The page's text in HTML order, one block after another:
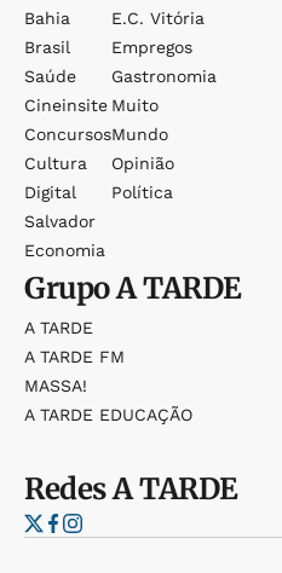
Bahia
Brasil
Saúde
Cineinsite
Concursos
Cultura
Digital
Salvador
Economia
E.c. Vitória
Empregos
Gastronomia
Muito
Mundo
Opinião
Política
GrupoA TARDE
A TARDE
A TARDE FM
MASSA!
A TARDE EDUCAÇÃO
RedesA TARDE